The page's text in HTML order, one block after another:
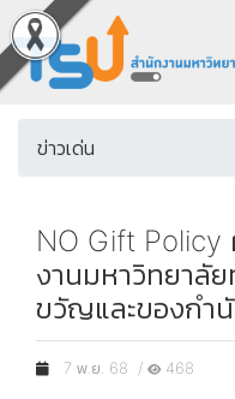
ข่าวเด่น
NO Gift Policy
งานมหาวิทยาลั
ขวัญและของกำ
7 พ.ย. 68 / 468